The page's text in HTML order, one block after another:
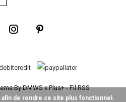
ByDMWSxPlus+-Fil RSS
de rendre ce site plus fonctionnel.